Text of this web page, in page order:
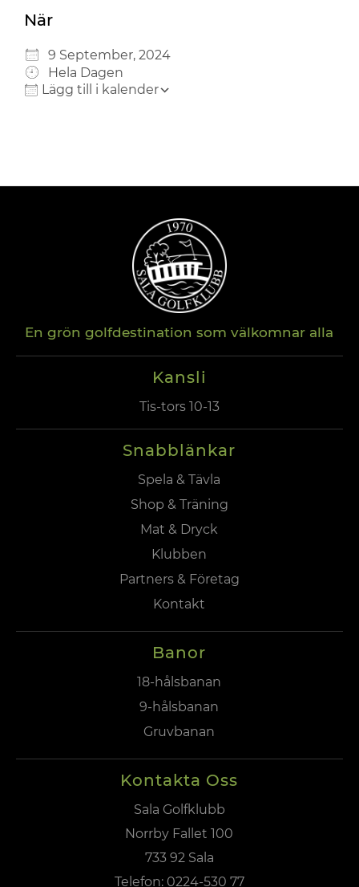
När
9 September, 2024
Hela Dagen
Lägg till i kalender
Ladda ner ICS
En grön golfdestination som välkomnar alla
Kansli
Tis-tors 10-13
Snabblänkar
Spela & Tävla
Shop & Träning
Mat & Dryck
Klubben
Partners & Företag
Kontakt
Banor
18-hålsbanan
9-hålsbanan
Gruvbanan
Kontakta Oss
Sala Golfklubb
Norrby Fallet 100
733 92 Sala
Telefon: 0224-530 77